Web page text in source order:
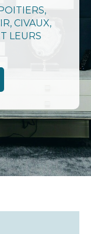
CIVAUX,
LEURS